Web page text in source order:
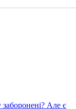
заборонені? Але є